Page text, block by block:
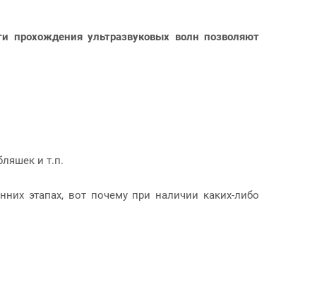
прохождения ультразвуковых волн позволяют
и т.п.
этапах, вот почему при наличии каких-либо